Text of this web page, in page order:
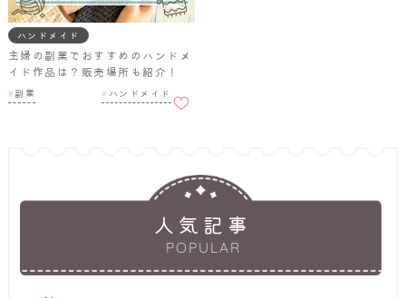
ハンドメイド
主婦の副業でおすすめのハンドメ
イド作品は？販売場所も紹介！
副業 ハンドメイドお気に
入りに
人気記事
POPULAR